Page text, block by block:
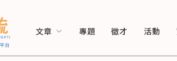
文章 專題 徵才 活動